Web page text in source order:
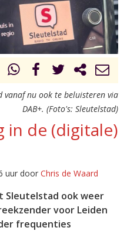
vanaf nu ook te beluisteren via
DAB+. (Foto's: Sleutelstad)
in de (digitale)
uur door Chris de Waard
Sleutelstad ook weer
voor Leiden
frequenties